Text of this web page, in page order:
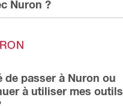
Nuron ?
de passer à Nuron ou
à utiliser mes outils